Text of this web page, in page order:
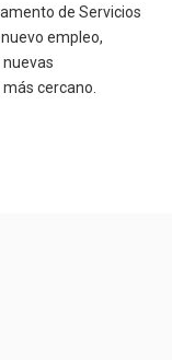
de Servicios
empleo,
cercano.